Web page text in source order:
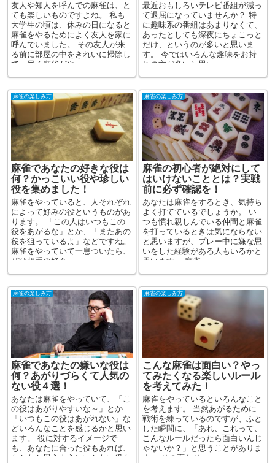
友人や知人を呼んでの麻雀は、と
ても楽しいものですよね。 私も
大学生の頃は、休みの日になると
麻雀をやるためによく友人を家に
呼んでいました。 その友人が来
る前に部屋の中をきれいに掃除し
て、早く麻雀がや...
最近おもしろいテレビ番組が減っ
て退屈になっていませんか？ 特
に趣味系の番組はあまりなくて、
あったとしても深夜にちょこっと
だけ、というのが多いと思いま
す。 今ではいろんな趣味をお持
ちの方が多いと思い...
麻雀の楽しみ方
麻雀であなたの好きな役は
何？かっこいい役や珍しい
役を集めました！
麻雀をやっていると、人それぞれ
によって好みの役というものがあ
ります。 「この人はいつもこの
役をあがるな」とか、「またあの
役を狙っているよ」などですね。
麻雀をやっていて一息ついたら、
ぜひ相手の好き...
麻雀の楽しみ方
麻雀の初心者が絶対にして
はいけないこととは？実戦
前に必ず確認を！
あなたは麻雀をするとき、気持ち
よく打てているでしょうか。 い
つも慣れ親しんでいる仲間と麻雀
を打っているときは気にならない
と思いますが、プレー中に嫌な思
いをした経験がある人もいるかと
思います。 麻雀...
麻雀の楽しみ方
麻雀であなたの嫌いな役は
何？あがりづらくて人気の
ない役４選！
あなたは麻雀をやっていて、「こ
の役はあがりやすいな～」とか
「いつもこの役はあがれない」な
どいろんなことを感じるかと思い
ます。 役に対するイメージで
も、あなたに合った役もあれば、
なかなか思うようにいかない役も
麻雀の楽しみ方
こんな麻雀は面白い？やっ
てみたくなる楽しいルール
を考えてみた！
麻雀をやっているといろんなこと
を考えます。 当然あがるために
戦術を練っているのですが、ふと
した瞬間に、「あれ、これって、
こんなルールだったら面白いんじ
ゃないか？」と思うことがありま
す。 その面白そ...